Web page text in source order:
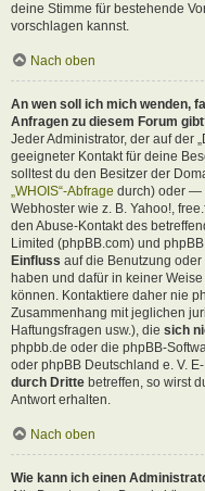
deine Stimme für bestehende
vorschlagen kannst.
Nach oben
An wen soll ich mich wenden,
Anfragen zu diesem Forum
Jeder Administrator, der auf der
geeigneter Kontakt für deine
solltest du den Besitzer der
„WHOIS“-Abfrage durch) oder —
Webhoster wie z. B. Yahoo!,
den Abuse-Kontakt des
Limited (phpBB.com) und
Einfluss auf die Benutzung
haben und dafür in keiner
können. Kontaktiere daher nie
Zusammenhang mit jeglichen
Haftungsfragen usw.), die sich
phpbb.de oder die phpBB-
oder phpBB Deutschland e. V.
durch Dritte betreffen, so wirst
Antwort erhalten.
Nach oben
Wie kann ich einen